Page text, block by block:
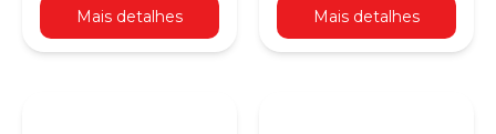
Mais detalhes Mais detalhes